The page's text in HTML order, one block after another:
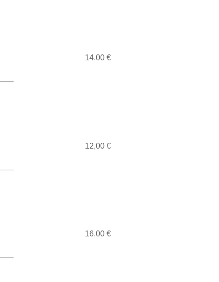
14,00 €
12,00 €
16,00 €